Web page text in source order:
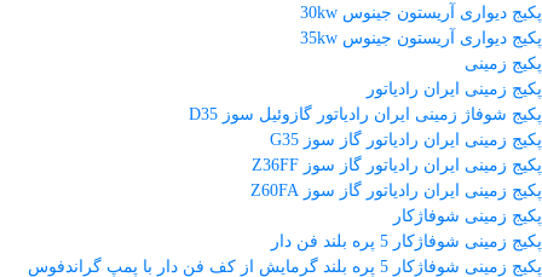
پکیج دیواری آریستون جینوس 30kw
پکیج دیواری آریستون جینوس 35kw
پکیج زمینی
پکیج زمینی ایران رادیاتور
پکیج شوفاژ زمینی ایران رادیاتور گازوئیل سوز D35
پکیج زمینی ایران رادیاتور گاز سوز G35
پکیج زمینی ایران رادیاتور گاز سوز Z36FF
پکیج زمینی ایران رادیاتور گاز سوز Z60FA
پکیج زمینی شوفاژکار
پکیج زمینی شوفاژکار 5 پره بلند فن دار
پکیج زمینی شوفاژکار 5 پره بلند گرمایش از کف فن دار با پمپ گراندفوس